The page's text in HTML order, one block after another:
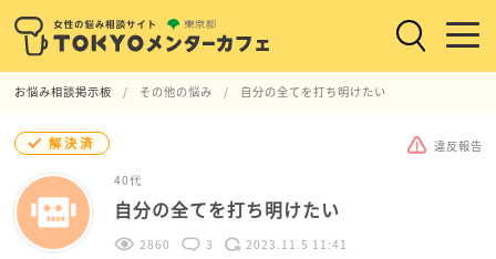
お悩み相談掲示板 その他の悩み 自分の全てを打ち明けたい
解決済 違反報告
40代
自分の全てを打ち明けたい
2860 3 2023.11.5 11:41